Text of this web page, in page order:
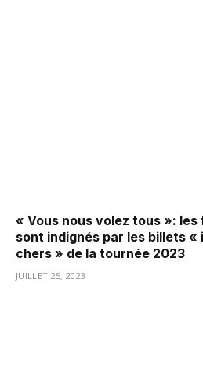
« Vous nous volez tous »: les
sont indignés par les billets
chers » de la tournée 2023
JUILLET 25, 2023